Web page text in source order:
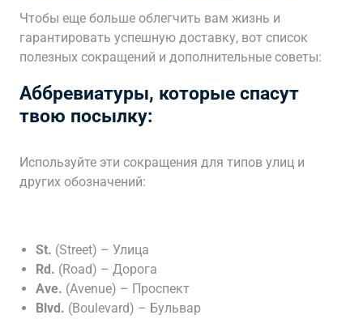
Чтобы еще больше облегчить вам жизнь и
гарантировать успешную доставку, вот список
полезных сокращений и дополнительные советы:
Аббревиатуры, которые спасут
твою посылку:
Используйте эти сокращения для типов улиц и
других обозначений:
St. (Street) – Улица
Rd. (Road) – Дорога
Ave. (Avenue) – Проспект
Blvd. (Boulevard) – Бульвар